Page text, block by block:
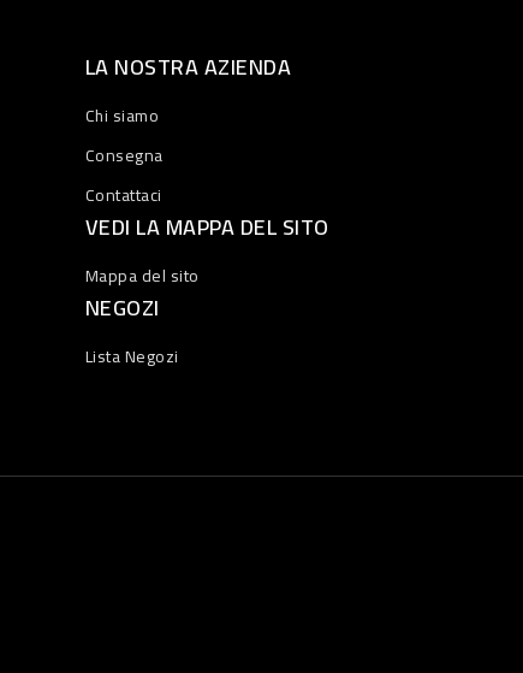
LA NOSTRA AZIENDA
Chi siamo
Consegna
Contattaci
VEDI LA MAPPA DEL SITO
Mappa del sito
NEGOZI
Lista Negozi